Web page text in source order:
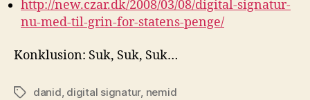
http://new.czar.dk/2008/03/08/digital-signatur-
nu-med-til-grin-for-statens-penge/
Konklusion: Suk, Suk, Suk…
Tagsdanid digital signatur, nemid